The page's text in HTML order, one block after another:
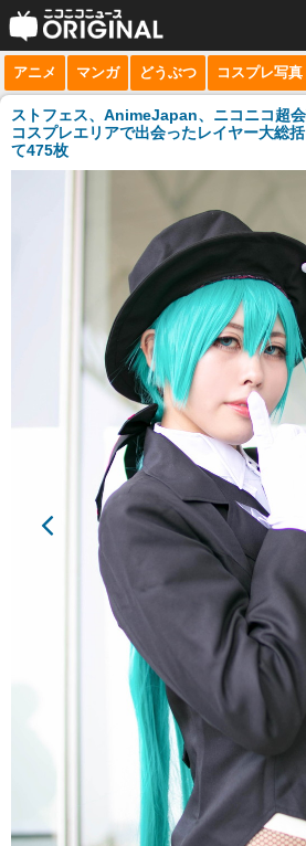
サービス一覧
niconico
動画
ニコニコQ
アニメ マンガ どうぶつ コスプレ写真
ストフェス、AnimeJapan、ニコニコ超
コスプレエリアで出会ったレイヤー大総
て475枚